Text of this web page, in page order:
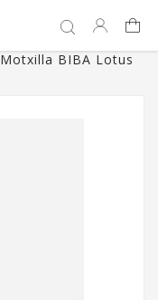
Motxilla BIBA Lotus